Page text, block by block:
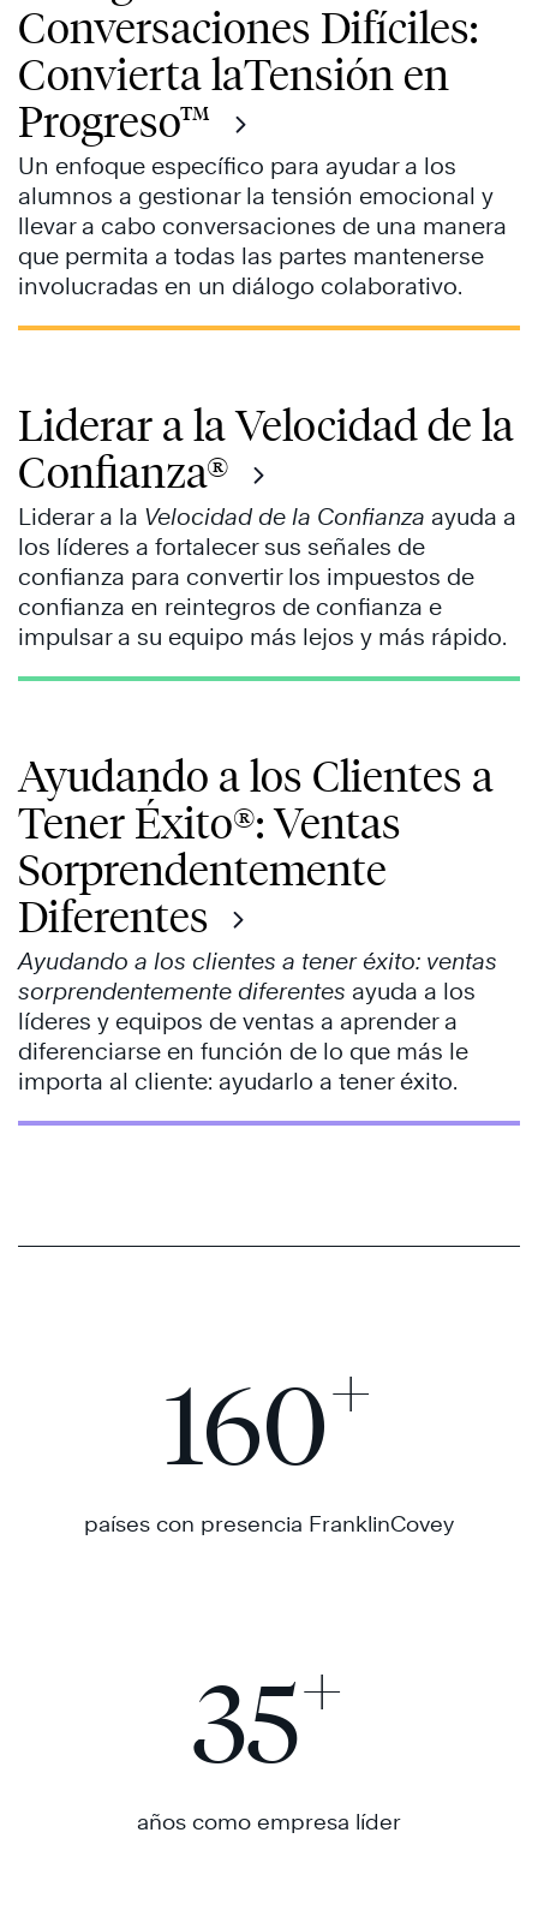
Conversaciones Difíciles:
Convierta laTensión en
Progreso™
Un enfoque específico para ayudar a los
alumnos a gestionar la tensión emocional y
llevar a cabo conversaciones de una manera
que permita a todas las partes mantenerse
involucradas en un diálogo colaborativo.
Liderar a la Velocidad de la
Confianza®
Liderar a la Velocidad de la Confianza ayuda a
los líderes a fortalecer sus señales de
confianza para convertir los impuestos de
confianza en reintegros de confianza e
impulsar a su equipo más lejos y más rápido.
Ayudando a los Clientes a
Tener Éxito®: Ventas
Sorprendentemente
Diferentes
Ayudando a los clientes a tener éxito: ventas
sorprendentemente diferentes ayuda a los
líderes y equipos de ventas a aprender a
diferenciarse en función de lo que más le
importa al cliente: ayudarlo a tener éxito.
160+
países con presencia FranklinCovey
35+
años como empresa líder